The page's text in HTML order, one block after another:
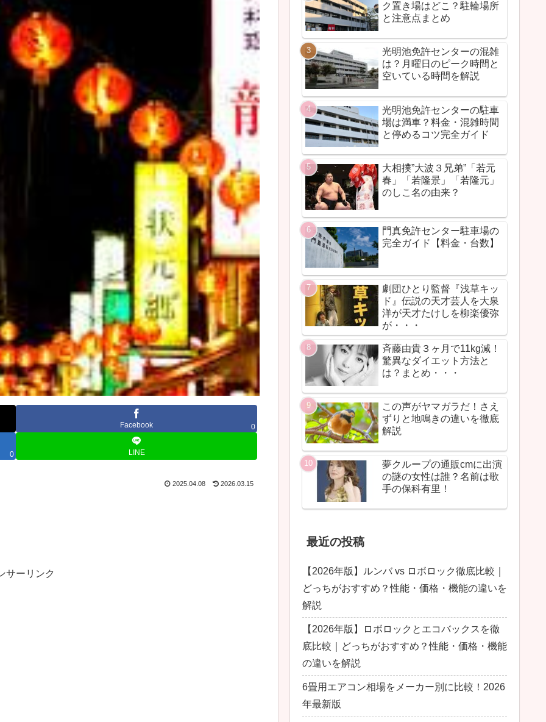
Facebook 0
0 LINE
2025.04.08 2026.03.15
サーリンク
ク置き場はどこ？駐輪場所
と注意点まとめ
光明池免許センターの混雑
は？月曜日のピーク時間と
空いている時間を解説
光明池免許センターの駐車
場は満車？料金・混雑時間
と停めるコツ完全ガイド
大相撲”大波３兄弟”「若元
春」「若隆景」「若隆元」
のしこ名の由来？
門真免許センター駐車場の
完全ガイド【料金・台数】
劇団ひとり監督『浅草キッ
ド』伝説の天才芸人を大泉
洋が天才たけしを柳楽優弥
が・・・
斉藤由貴３ヶ月で11kg減！
驚異なダイエット方法と
は？まとめ・・・
この声がヤマガラだ！さえ
ずりと地鳴きの違いを徹底
解説
夢クループの通販cmに出演
の謎の女性は誰？名前は歌
手の保科有里！
最近の投稿
【2026年版】ルンバ vs ロボロック徹底比較｜
どっちがおすすめ？性能・価格・機能の違いを
解説
【2026年版】ロボロックとエコバックスを徹
底比較｜どっちがおすすめ？性能・価格・機能
の違いを解説
6畳用エアコン相場をメーカー別に比較！2026
年最新版